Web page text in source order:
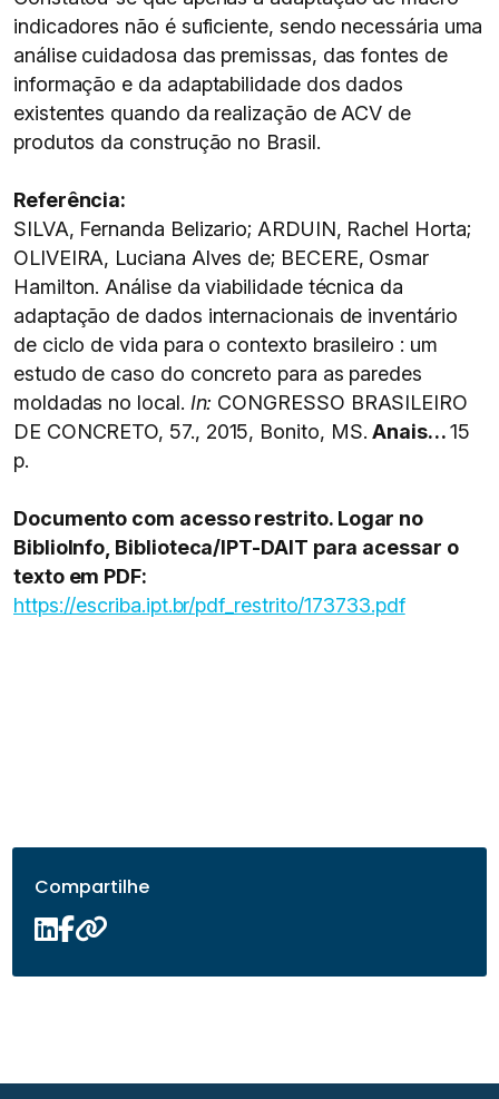
indicadores não é suficiente, sendo necessária uma
análise cuidadosa das premissas, das fontes de
informação e da adaptabilidade dos dados
existentes quando da realização de ACV de
produtos da construção no Brasil.
Referência:
SILVA, Fernanda Belizario; ARDUIN, Rachel Horta;
OLIVEIRA, Luciana Alves de; BECERE, Osmar
Hamilton. Análise da viabilidade técnica da
adaptação de dados internacionais de inventário
de ciclo de vida para o contexto brasileiro : um
estudo de caso do concreto para as paredes
moldadas no local. In: CONGRESSO BRASILEIRO
DE CONCRETO, 57., 2015, Bonito, MS.Anais…15
p.
Documento com acesso restrito. Logar no
BiblioInfo, Biblioteca/IPT-DAIT para acessar o
texto em PDF:
https://escriba.ipt.br/pdf_restrito/173733.pdf
Compartilhe